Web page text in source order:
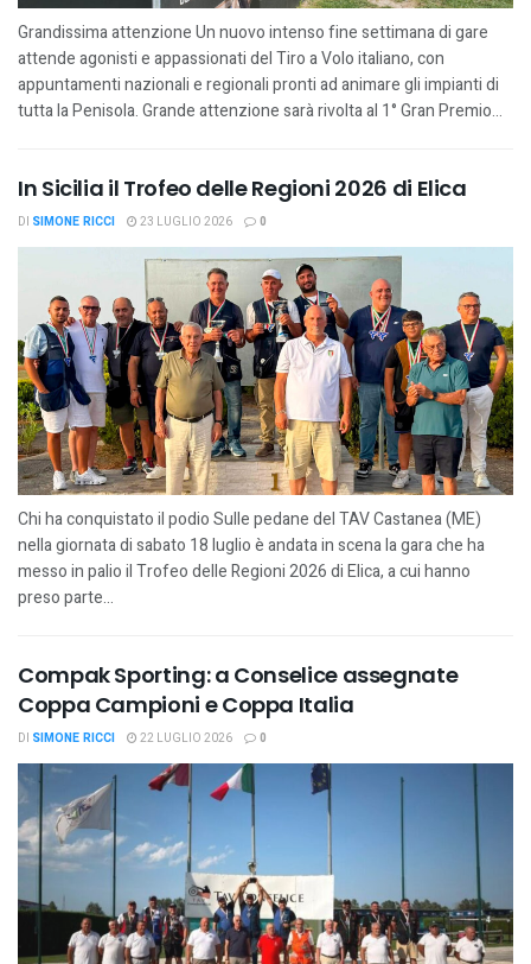
Grandissima attenzione Un nuovo intenso fine settimana di gare
attende agonisti e appassionati del Tiro a Volo italiano, con
appuntamenti nazionali e regionali pronti ad animare gli impianti di
tutta la Penisola. Grande attenzione sarà rivolta al 1° Gran Premio...
In Sicilia il Trofeo delle Regioni 2026 di Elica
DI SIMONE RICCI 23 LUGLIO 2026 0
Chi ha conquistato il podio Sulle pedane del TAV Castanea (ME)
nella giornata di sabato 18 luglio è andata in scena la gara che ha
messo in palio il Trofeo delle Regioni 2026 di Elica, a cui hanno
preso parte...
Compak Sporting: a Conselice assegnate
Coppa Campioni e Coppa Italia
DI SIMONE RICCI 22 LUGLIO 2026 0